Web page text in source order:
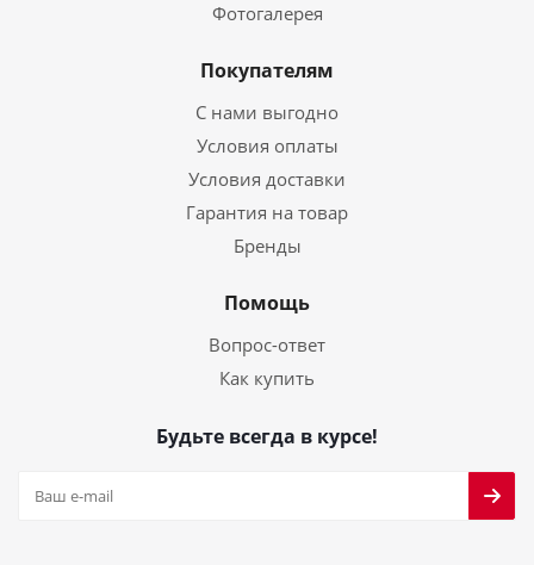
Фотогалерея
Покупателям
С нами выгодно
Условия оплаты
Условия доставки
Гарантия на товар
Бренды
Помощь
Вопрос-ответ
Как купить
Будьте всегда в курсе!